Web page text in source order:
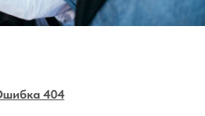
404